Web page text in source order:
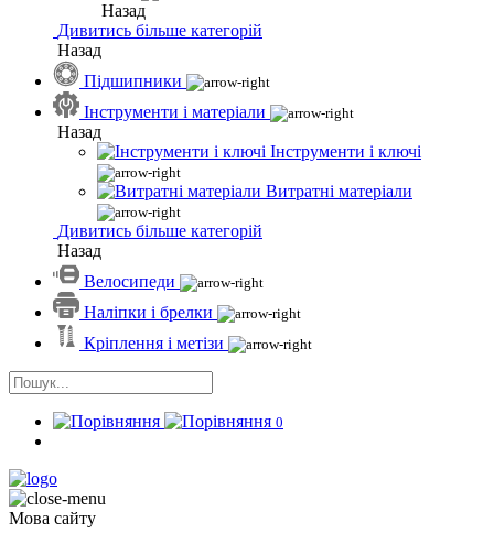
Назад
Дивитись більше категорій
Назад
Підшипники
Інструменти і матеріали
Назад
Інструменти і ключі
Витратні матеріали
Дивитись більше категорій
Назад
Велосипеди
Наліпки і брелки
Кріплення і метізи
0
Мова сайту